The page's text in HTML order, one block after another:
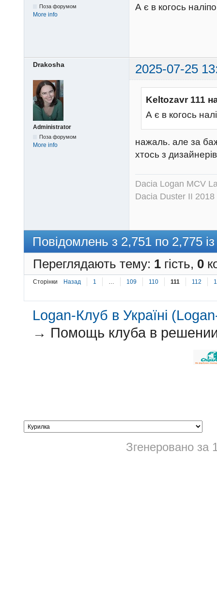
Поза форумом
More info
А є в когось
Drakosha 2025-07-25
Administrator
Поза форумом
More info
Keltozavr 111
А є в когось
нажаль. але за
хтось з
Dacia Logan MCV
Dacia Duster II 2018
Повідомлень з 2,751 по 2,775
Переглядають тему: 1 гість, 0
Сторінки Назад 1 109 110 111 112
Logan-Клуб в Україні
→ Помощь клуба в
Згенеровано за